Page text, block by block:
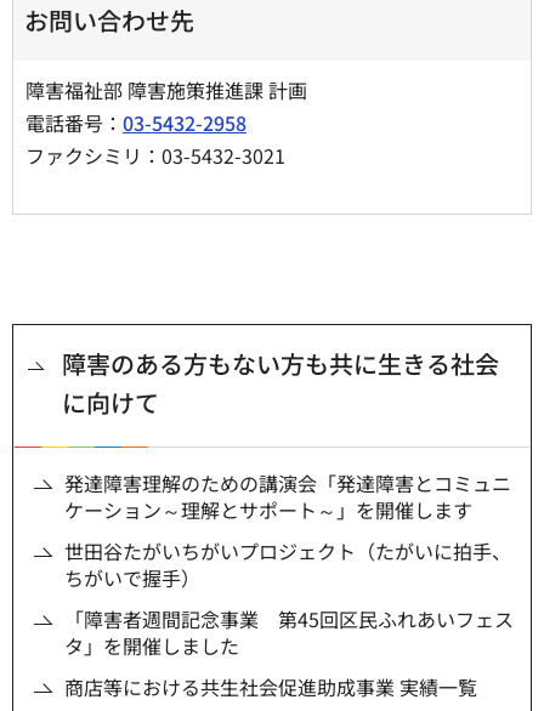
お問い合わせ先
障害福祉部 障害施策推進課 計画
電話番号： 03-5432-2958
ファクシミリ：03-5432-3021
障害のある方もない方も共に生きる社会
に向けて
発達障害理解のための講演会「発達障害とコミュニ
ケーション～理解とサポート～」を開催します
世田谷たがいちがいプロジェクト（たがいに拍手、
ちがいで握手）
「障害者週間記念事業 第45回区民ふれあいフェス
タ」を開催しました
商店等における共生社会促進助成事業 実績一覧